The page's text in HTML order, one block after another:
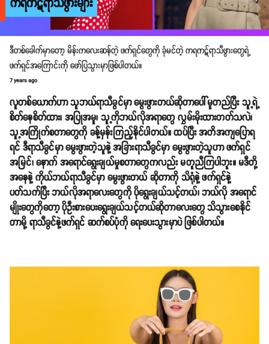
ကရကဋ်ရာသီဖွားများ
ဒီတစ်ခေါက်မှာတော့ မိန်းကလေးဆန်တဲ့ ဖက်ရှင်တွေကို ခုံမင်တဲ့ ကရကဋ်ရာသီဖွားတွေရဲ့
ဖက်ရှင်အကြောင်းကို ဖော်ပြသွားမှာဖြစ်ပါတယ်။
7 years ago
လူတစ်ယောက်ဟာ သူဘယ်ရာသီခွင်မှာ မွေးဖွားတယ်ဆိုတာပေါ်မူတည်ပြီး သူ့ရဲ့
စိတ်နေစိတ်ထား၊ အပြုအမူ၊ သူ့ကိုဘယ်လိုအရာတွေ လွှမ်းမိုးထားတတ်သလဲ၊
သူ့အကြိုက်စတာတွေကို ခန့်မှန်းကြည့်နိုင်ပါတယ်။ ထပ်ပြီး အတိအကျပြောရ
ရင် ဒီရာသီခွင်မှာ မွေးဖွားတဲ့သူနဲ့ အခြားရာသီခွင်မှာ မွေးဖွားတဲ့သူဟာ ဖက်ရှင်
အမြင်၊ နောက် အရောင်ရွေးချယ်မှုစတာတွေကလည်း မတူညီကြပါဘူး။ မဒီတို့
အနေနဲ့ ကိုယ်ဘယ်ရာသီခွင်မှာ မွေးဖွားတယ် ဆိုတာကို သိရုံနဲ့ ဖက်ရှင်နဲ့
ပတ်သက်ပြီး ဘယ်လိုအရာလေးတွေကို ပိုရွေးချယ်သင့်တယ်၊ ဘယ်လို အရောင်
မျိုးတွေကိုတော့ ပိုဦးစားပေးရွေးချယ်သင့်တယ်ဆိုတာလေးတွေ သိသွားစေနိုင်
တာမို့ ရာသီခွင်နဲ့ဖက်ရှင် ဆက်စပ်ပုံကို ရေးပေးသွားမှာပဲ ဖြစ်ပါတယ်။